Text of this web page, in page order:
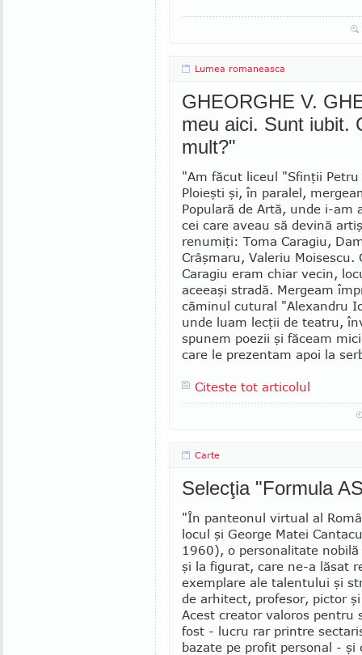
Lumea romaneasca
GHEORGHE V.
meu aici. Sunt iubit.
mult?"
"Am făcut liceul "Sfinţii Petru
Plo­ieşti şi, în paralel,
Populară de Artă, unde i-am
cei care aveau să de­vină
renumiţi: Toma Caragiu,
Crâşmaru, Valeriu Moisescu.
Caragiu eram chiar vecin,
aceeaşi stradă. Mer­geam
căminul cutural "Alexandru
unde luam lecţii de teatru,
spu­nem poezii şi făceam
care le pre­zen­tam apoi la
Citeste tot articolul
Carte
Selecţia "Formula
"În panteonul virtual al
locul şi George Matei
1960), o per­so­nalitate
şi la figurat, care ne-a lăsat
exemplare ale talentului şi
de arhitect, profesor, pictor
Acest creator valoros pentru
fost - lucru rar printre
bazate pe profit personal - şi